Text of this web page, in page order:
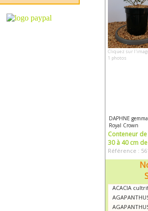
Cliquez sur
1 photos
DAPHNE
Royal Crown
Conteneur
30 à 40 cm
Référence :
ACACIA